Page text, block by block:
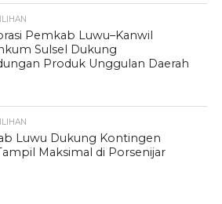
Pemkab Luwu–Kanwil
Sulsel Dukung
Produk Unggulan Daerah
Luwu Dukung Kontingen
Maksimal di Porsenijar